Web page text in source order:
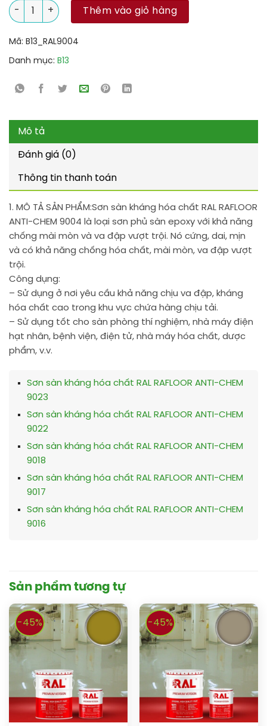
Sơn sàn kháng hóa chất RAL RAFLOOR ANTI-CHEM 9004 số
Thêm vào giỏ hàng
Mã: B13_RAL9004
Danh mục: B13
Mô tả
Đánh giá (0)
Thông tin thanh toán
1. MÔ TẢ SẢN PHẨM:Sơn sàn kháng hóa chất RAL RAFLOOR
ANTI-CHEM 9004 là loại sơn phủ sàn epoxy với khả năng
chống mài mòn và va đập vượt trội. Nó cứng, dai, mịn
và có khả năng chống hóa chất, mài mòn, va đập vượt
trội.
Công dụng:
– Sử dụng ở nơi yêu cầu khả năng chịu va đập, kháng
hóa chất cao trong khu vực chứa hàng chịu tải.
– Sử dụng tốt cho sàn phòng thí nghiệm, nhà máy điện
hạt nhân, bệnh viện, điện tử, nhà máy hóa chất, dược
phẩm, v.v.
Sơn sàn kháng hóa chất RAL RAFLOOR ANTI-CHEM
9023
Sơn sàn kháng hóa chất RAL RAFLOOR ANTI-CHEM
9022
Sơn sàn kháng hóa chất RAL RAFLOOR ANTI-CHEM
9018
Sơn sàn kháng hóa chất RAL RAFLOOR ANTI-CHEM
9017
Sơn sàn kháng hóa chất RAL RAFLOOR ANTI-CHEM
9016
Sản phẩm tương tự
-45% -45%